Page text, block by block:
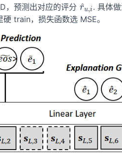
，预测出对应的评分 r
^u,i . 具体
train，损失函数选 MSE。